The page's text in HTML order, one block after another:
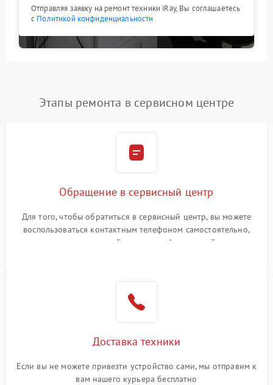
Отправляя заявку на ремонт техники iRay, Вы соглашаетесь
с Политикой конфиденциальности
Этапы ремонта в сервисном центре
Обращение в сервисный центр
Для того, чтобы обратиться в сервисный центр, вы можете
воспользоваться контактным телефоном самостоятельно,
или оставить свой номер телефона на сайте
Доставка техники
Если вы не можете привезти устройство сами, мы отправим к
вам нашего курьера бесплатно